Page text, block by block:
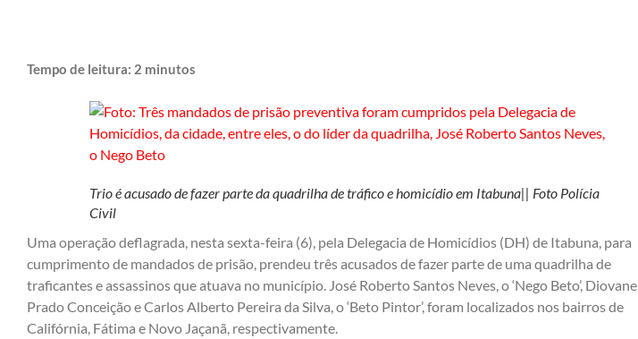
Tempo de leitura: 2 minutos
Trio é acusado de fazer parte da quadrilha de tráfico e homicídio em Itabuna|| Foto Polícia
Civil
Uma operação deflagrada, nesta sexta-feira (6), pela Delegacia de Homicídios (DH) de Itabuna, para
cumprimento de mandados de prisão, prendeu três acusados de fazer parte de uma quadrilha de
traficantes e assassinos que atuava no município. José Roberto Santos Neves, o ‘Nego Beto’, Diovane
Prado Conceição e Carlos Alberto Pereira da Silva, o ‘Beto Pintor’, foram localizados nos bairros de
Califórnia, Fátima e Novo Jaçanã, respectivamente.